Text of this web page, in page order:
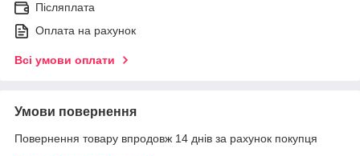
Післяплата
Оплата на рахунок
Всі умови оплати
Умови повернення
Повернення товару впродовж 14 днів за рахунок покупця